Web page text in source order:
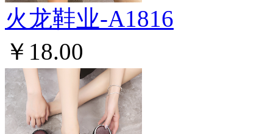
火龙鞋业-A1816
￥18.00